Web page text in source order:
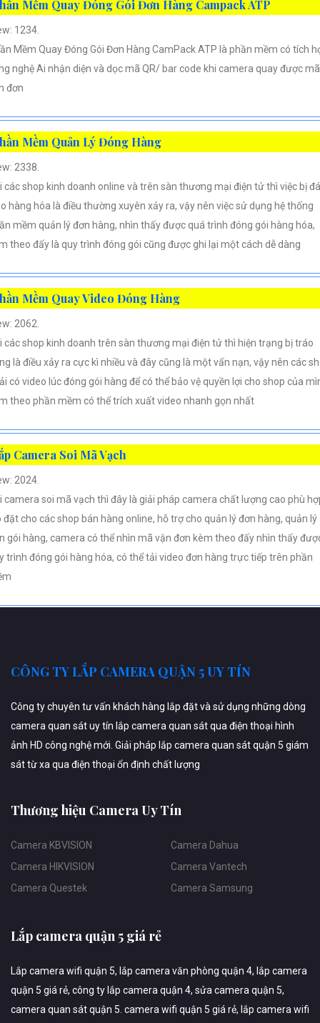
Mềm Quay Đóng Gói Đơn Hàng Campack ATP
1234.
Mềm Quay Đóng Gói Đơn Hàng CamPack ATP là phần mềm có tích
nghệ Ai nhận diện và dọc mã QR/ bar code khi camera quay được mã
đơn
Mềm Quản Lý Đóng Hàng
2338.
các shop kinh doanh online và trên sàn thương mại điện tử thì việc bị
hàng hóa là điều thường xuyên xảy ra, vậy nên việc sử dụng hệ thống
mềm quản lý đơn hàng, nhìn thấy được quá trình đóng gói hàng hóa,
theo đấy là quy trình đóng gói cũng được ghi lại một cách dễ dàng
Mềm Quay Video Đóng Hàng
2062.
các shop kinh doanh trên sàn thương mại điện tử thì hiện trạng bị tráo
là điều xảy ra cực kì nhiều và đây cũng là một vấn nạn, vậy nên các
có video lúc đóng gói hàng để có thể bảo vệ quyền lợi cho shop của
theo phần mềm có thể trích xuất video nhanh gọn nhất
Camera Soi Mã Vạch
2024.
camera soi mã vạch thì đây là giải pháp camera chất lượng cao phù
đặt cho các shop bán hàng online, hỗ trợ cho quản lý đơn hàng, quản lý
gói hàng, camera có thể nhìn mã vận đơn kèm theo đấy nhìn thấy
trình đóng gói hàng hóa, có thể tải video đơn hàng trực tiếp trên phần
CÔNG TY LẮP CAMERA QUẬN 5 UY TÍN
Công ty chuyên tư vấn khách hàng lắp đặt và sử dụng những dòng
camera quan sát uy tín lắp camera quan sát qua điện thoại hình
ảnh HD công nghệ mới. Giải pháp lắp camera quan sát quận 5 giám
sát từ xa qua điện thoại ổn định chất lượng
Thương hiệu Camera Uy Tín
Camera KBVISION
Camera HIKVISION
Camera Questek
Camera Dahua
Camera Vantech
Camera Samsung
Lắp camera quận 5 giá rẻ
Lắp camera wifi quận 5, lắp camera văn phòng quận 4, lắp camera
quận 5 giá rẻ, công ty lắp camera quận 4, sửa camera quận 5,
camera quan sát quận 5. camera wifi quận 5 giá rẻ, lắp camera wifi